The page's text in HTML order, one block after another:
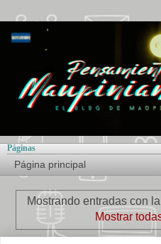
Páginas
Mostrando entradas con
Mostrar